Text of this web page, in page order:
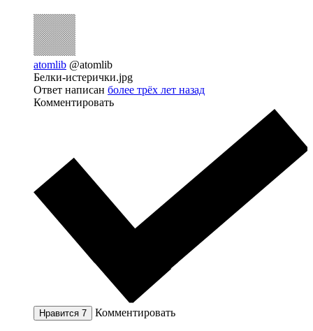
atomlib @atomlib
Белки-истерички.jpg
Ответ написан более трёх лет назад
Комментировать
Нравится 7 Комментировать